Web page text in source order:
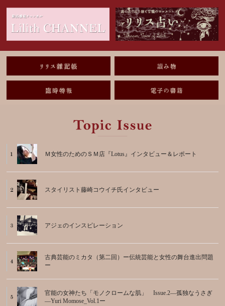
Ｍ女性のためのＳＭ店『Lotus』インタビュー＆レポート
スタイリスト藤崎コウイチ氏インタビュー
アジェのインスピレーション
古典芸能のミカタ（第二回）ー伝統芸能と女性の舞台進出問題
ー
官能の女神たち「モノクロームな肌」 Issue.2―孤独なうさぎ
―Yuri Momose_Vol.1ー